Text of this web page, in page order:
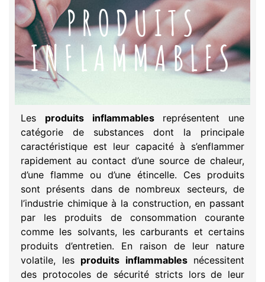
PRODUITS
INFLAMMABLES
Les produits inflammablesreprésentent une
catégorie de substances dont la principale
caractéristique est leur capacité à s’enflammer
rapidement au contact d’une source de chaleur,
d’une flamme ou d’une étincelle. Ces produits
sont présents dans de nombreux secteurs, de
l’industrie chimique à la construction, en passant
par les produits de consommation courante
comme les solvants, les carburants et certains
produits d’entretien. En raison de leur nature
volatile, les produits inflammablesnécessitent
des protocoles de sécurité stricts lors de leur